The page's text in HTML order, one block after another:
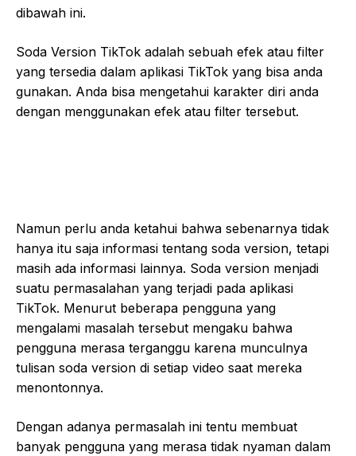
dibawah ini.
Soda Version TikTok adalah sebuah efek atau filter
yang tersedia dalam aplikasi TikTok yang bisa anda
gunakan. Anda bisa mengetahui karakter diri anda
dengan menggunakan efek atau filter tersebut.
Namun perlu anda ketahui bahwa sebenarnya tidak
hanya itu saja informasi tentang soda version, tetapi
masih ada informasi lainnya. Soda version menjadi
suatu permasalahan yang terjadi pada aplikasi
TikTok. Menurut beberapa pengguna yang
mengalami masalah tersebut mengaku bahwa
pengguna merasa terganggu karena munculnya
tulisan soda version di setiap video saat mereka
menontonnya.
Dengan adanya permasalah ini tentu membuat
banyak pengguna yang merasa tidak nyaman dalam